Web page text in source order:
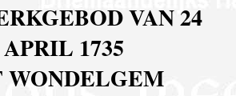
VAN 24
APRIL 1735
WONDELGEM